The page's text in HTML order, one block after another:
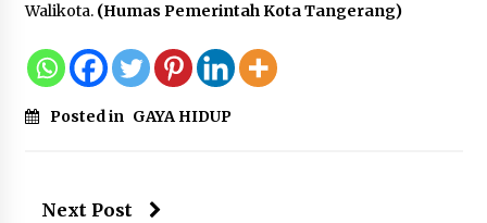
Ekonomi Masyarakat Papua
Pegunungan
8 Agustus 2026
Walikota. (Humas Pemerintah Kota Tangerang)
Posted in GAYA HIDUP
Next Post